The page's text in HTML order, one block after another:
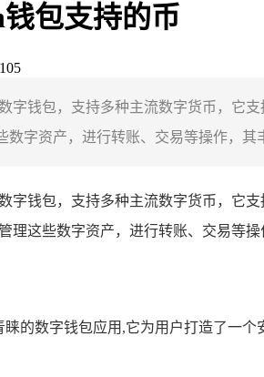
包支持的币
字钱包，支持多种主流数字货币，它
数字资产，进行转账、交易等操作，
字钱包，支持多种主流数字货币，它支
理这些数字资产，进行转账、交易等
睐的数字钱包应用,它为用户打造了一